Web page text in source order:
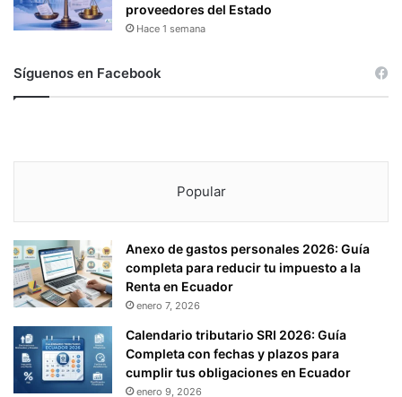
proveedores del Estado
Hace 1 semana
Síguenos en Facebook
Popular
Anexo de gastos personales 2026: Guía
completa para reducir tu impuesto a la
Renta en Ecuador
enero 7, 2026
Calendario tributario SRI 2026: Guía
Completa con fechas y plazos para
cumplir tus obligaciones en Ecuador
enero 9, 2026